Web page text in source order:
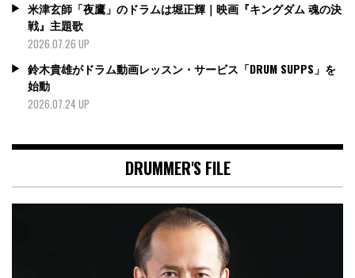
米津玄師「夜鷹」のドラムは堀正輝｜映画『キングダム 魂の決
戦』主題歌
2026.07.26 UP
鈴木貴雄がドラム動画レッスン・サービス「DRUM SUPPS」を
始動
2026.07.24 UP
DRUMMER'S FILE